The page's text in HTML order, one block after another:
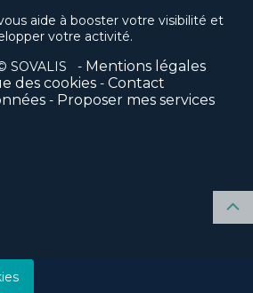
aide à booster votre visibilité et
votre activité.
SOVALIS
Mentions légales
des cookies
Contact
Proposer mes services